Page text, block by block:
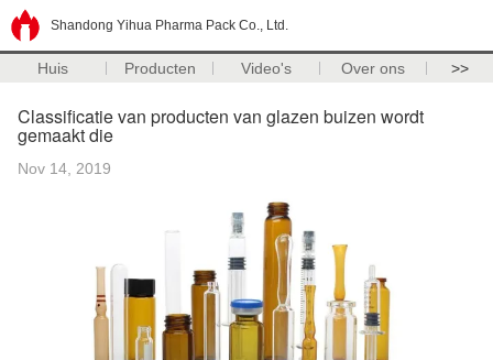
Shandong Yihua Pharma Pack Co., Ltd.
Huis Producten Video's Over ons >>
Classificatie van producten van glazen buizen wordt
gemaakt die
Nov 14, 2019